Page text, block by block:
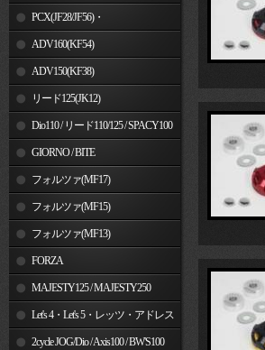
PCX(JF28/JF56)・
PCX150(KF12/KF18)
ADV160(KF54)
ADV150(KF38)
リード125(JK12)
Dio110 / リード110/125 / SPACY100
GIORNO / BITE
フォルツァ(MF17)
フォルツァ(MF15)
フォルツァ(MF13)
FORZA
MAJESTY125 / MAJESTY250
Let's 4・Let's 5・レッツ・アドレス
V50 2cycle JOG/Dio / Axis100 / BW'S100